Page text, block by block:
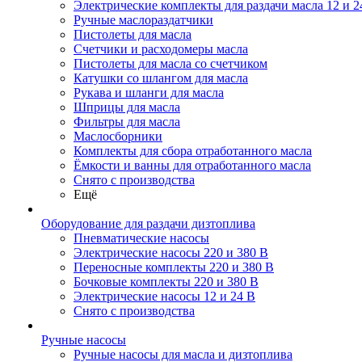
Электрические комплекты для раздачи масла 12 и
Ручные маслораздатчики
Пистолеты для масла
Счетчики и расходомеры масла
Пистолеты для масла со счетчиком
Катушки со шлангом для масла
Рукава и шланги для масла
Шприцы для масла
Фильтры для масла
Маслосборники
Комплекты для сбора отработанного масла
Ёмкости и ванны для отработанного масла
Снято с производства
Ещё
Оборудование для раздачи дизтоплива
Пневматические насосы
Электрические насосы 220 и 380 В
Переносные комплекты 220 и 380 В
Бочковые комплекты 220 и 380 В
Электрические насосы 12 и 24 В
Снято с производства
Ручные насосы
Ручные насосы для масла и дизтоплива